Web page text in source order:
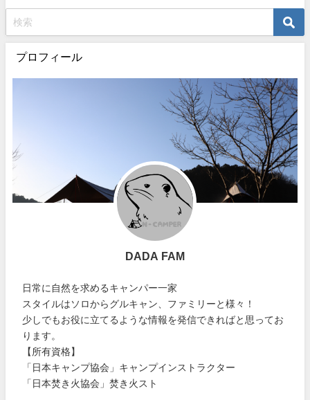
プロフィール
DADA FAM
日常に自然を求めるキャンパー一家
スタイルはソロからグルキャン、ファミリーと様々！
少しでもお役に立てるような情報を発信できればと思ってお
ります。
【所有資格】
「日本キャンプ協会」キャンプインストラクター
「日本焚き火協会」焚き火スト